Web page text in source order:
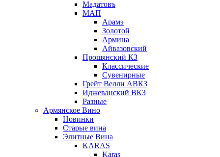
Мадатовъ
МАП
Арамэ
Золотой
Армина
Айвазовский
Прошянский КЗ
Классические
Сувенирные
Грейт Велли АВКЗ
Иджеванский ВКЗ
Разные
Армянское Вино
Новинки
Старые вина
Элитные Вина
KARAS
Karas